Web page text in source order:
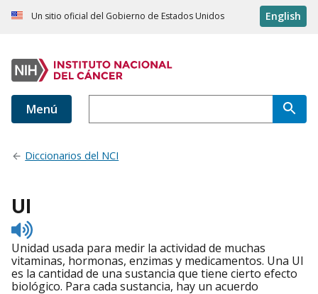
Un sitio oficial del Gobierno de Estados Unidos English
Menú
Diccionarios del NCI
UI
Listen
to
pronunciation
Unidad usada para medir la actividad de muchas
vitaminas, hormonas, enzimas y medicamentos. Una UI
es la cantidad de una sustancia que tiene cierto efecto
biológico. Para cada sustancia, hay un acuerdo